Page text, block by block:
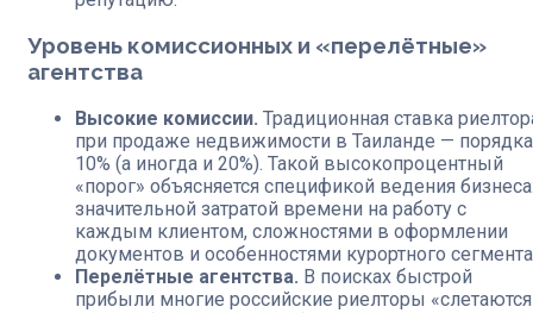
Уровень комиссионных и «перелётные»
агентства
Высокие комиссии. Традиционная ставка
при продаже недвижимости в Таиланде — порядка
10% (а иногда и 20%). Такой высокопроцентный
«порог» объясняется спецификой ведения
значительной затратой времени на работу с
каждым клиентом, сложностями в оформлении
документов и особенностями курортного
Перелётные агентства. В поисках быстрой
прибыли многие российские риелторы